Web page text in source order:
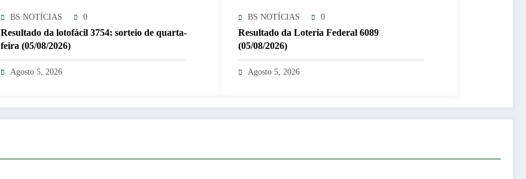
BS NOTÍCIAS 0
Resultado da lotofácil 3754: sorteio de quarta-
feira (05/08/2026)
Agosto 5, 2026
BS NOTÍCIAS 0
Resultado da Loteria Federal 6089
(05/08/2026)
Agosto 5, 2026